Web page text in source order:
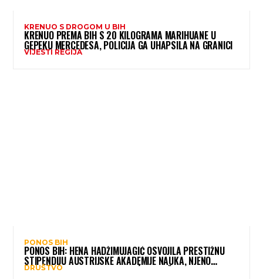
KRENUO S DROGOM U BIH
KRENUO PREMA BIH S 20 KILOGRAMA MARIHUANE U
GEPEKU MERCEDESA, POLICIJA GA UHAPSILA NA GRANICI
VIJESTI REGIJA
PONOS BIH
PONOS BIH: HENA HADŽIMUJAGIĆ OSVOJILA PRESTIŽNU
STIPENDIJU AUSTRIJSKE AKADEMIJE NAUKA, NJENO
ISTRAŽIVANJE MOGLO BI POMOĆI DJECI ŠIROM SVIJETA
DRUŠTVO